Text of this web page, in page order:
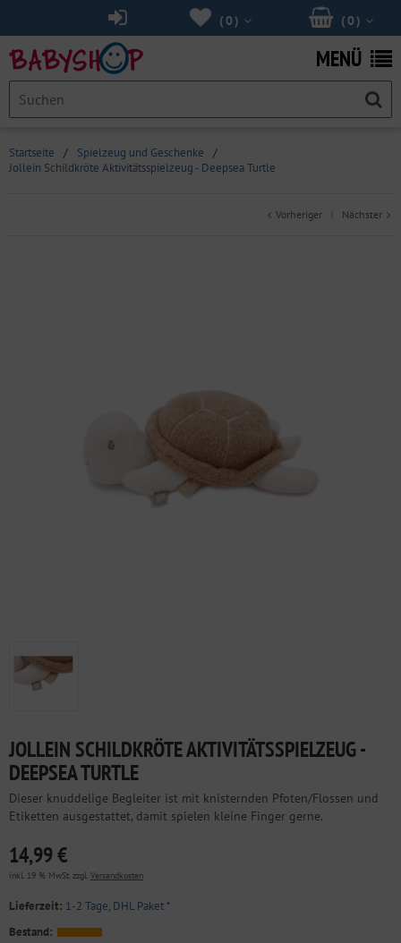
(0 )
(0 )
MENÜ
Startseite / Spielzeug und Geschenke
/
Jollein Schildkröte Aktivitätsspielzeug - Deepsea Turtle
Vorheriger | Nächster
JOLLEIN SCHILDKRÖTE AKTIVITÄTSSPIELZEUG -
DEEPSEA TURTLE
Dieser knuddelige Begleiter ist mit knisternden Pfoten/Flossen und
Etiketten ausgestattet, damit spielen kleine Finger gerne.
14,99 €
inkl. 19 % MwSt. zzgl. Versandkosten
Lieferzeit: 1-2 Tage, DHL Paket*
Bestand: